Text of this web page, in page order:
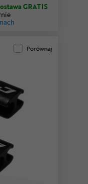
GRATIS
Porównaj